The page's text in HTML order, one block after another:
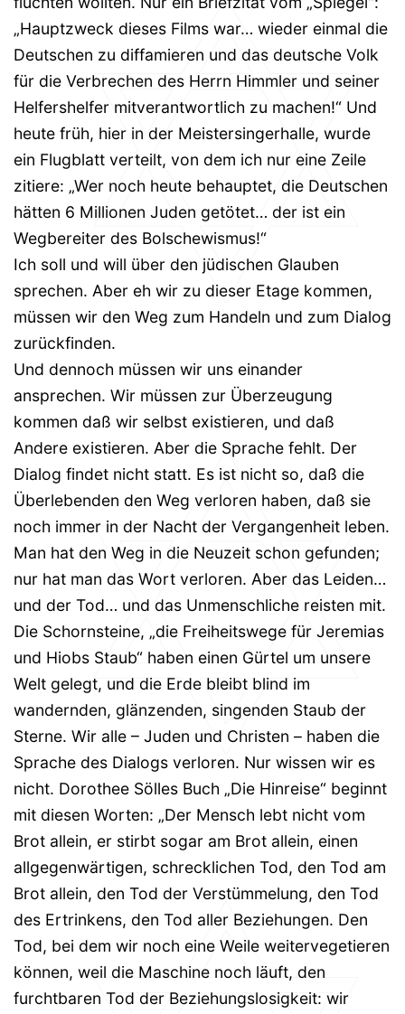
„Hauptzweck dieses Films war… wieder einmal die
Deutschen zu diffamieren und das deutsche Volk
für die Verbrechen des Herrn Himmler und seiner
Helfershelfer mitverantwortlich zu machen!“ Und
heute früh, hier in der Meistersingerhalle, wurde
ein Flugblatt verteilt, von dem ich nur eine Zeile
zitiere: „Wer noch heute behauptet, die Deutschen
hätten 6 Millionen Juden getötet… der ist ein
Wegbereiter des Bolschewismus!“
Ich soll und will über den jüdischen Glauben
sprechen. Aber eh wir zu dieser Etage kommen,
müssen wir den Weg zum Handeln und zum Dialog
zurückfinden.
Und dennoch müssen wir uns einander
ansprechen. Wir müssen zur Überzeugung
kommen daß wir selbst existieren, und daß
Andere existieren. Aber die Sprache fehlt. Der
Dialog findet nicht statt. Es ist nicht so, daß die
Überlebenden den Weg verloren haben, daß sie
noch immer in der Nacht der Vergangenheit leben.
Man hat den Weg in die Neuzeit schon gefunden;
nur hat man das Wort verloren. Aber das Leiden…
und der Tod… und das Unmenschliche reisten mit.
Die Schornsteine, „die Freiheitswege für Jeremias
und Hiobs Staub“ haben einen Gürtel um unsere
Welt gelegt, und die Erde bleibt blind im
wandernden, glänzenden, singenden Staub der
Sterne. Wir alle – Juden und Christen – haben die
Sprache des Dialogs verloren. Nur wissen wir es
nicht. Dorothee Sölles Buch „Die Hinreise“ beginnt
mit diesen Worten: „Der Mensch lebt nicht vom
Brot allein, er stirbt sogar am Brot allein, einen
allgegenwärtigen, schrecklichen Tod, den Tod am
Brot allein, den Tod der Verstümmelung, den Tod
des Ertrinkens, den Tod aller Beziehungen. Den
Tod, bei dem wir noch eine Weile weitervegetieren
können, weil die Maschine noch läuft, den
furchtbaren Tod der Beziehungslosigkeit: wir